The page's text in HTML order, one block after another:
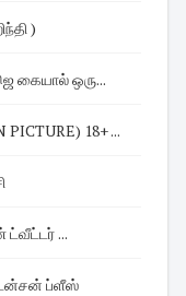
)
ஜெ கையால் ஒரு...
18+ ...
பா ம க தொண்டர்களுக்குப்பிடிக்காத பெண் ட்வீட்டர் ...
யுவர் அட்டென்சன் ப்ளீஸ்